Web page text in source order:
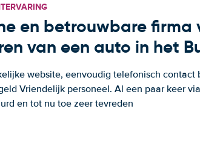
en betrouwbare firma
van een auto in het
website, eenvoudig telefonisch contact
Vriendelijk personeel. Al een paar keer
en tot nu toe zeer tevreden